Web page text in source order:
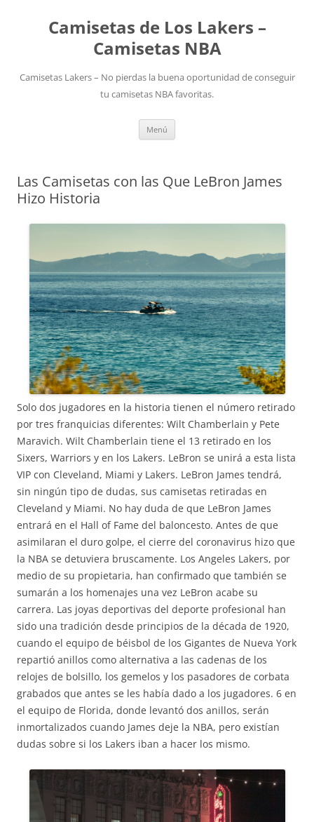
Camisetas de Los Lakers –
Camisetas NBA
Camisetas Lakers – No pierdas la buena oportunidad de conseguir
tu camisetas NBA favoritas.
Menú
Las Camisetas con las Que LeBron James
Hizo Historia
Solo dos jugadores en la historia tienen el número retirado
por tres franquicias diferentes: Wilt Chamberlain y Pete
Maravich. Wilt Chamberlain tiene el 13 retirado en los
Sixers, Warriors y en los Lakers. LeBron se unirá a esta lista
VIP con Cleveland, Miami y Lakers. LeBron James tendrá,
sin ningún tipo de dudas, sus camisetas retiradas en
Cleveland y Miami. No hay duda de que LeBron James
entrará en el Hall of Fame del baloncesto. Antes de que
asimilaran el duro golpe, el cierre del coronavirus hizo que
la NBA se detuviera bruscamente. Los Angeles Lakers, por
medio de su propietaria, han confirmado que también se
sumarán a los homenajes una vez LeBron acabe su
carrera. Las joyas deportivas del deporte profesional han
sido una tradición desde principios de la década de 1920,
cuando el equipo de béisbol de los Gigantes de Nueva York
repartió anillos como alternativa a las cadenas de los
relojes de bolsillo, los gemelos y los pasadores de corbata
grabados que antes se les había dado a los jugadores. 6 en
el equipo de Florida, donde levantó dos anillos, serán
inmortalizados cuando James deje la NBA, pero existían
dudas sobre si los Lakers iban a hacer los mismo.